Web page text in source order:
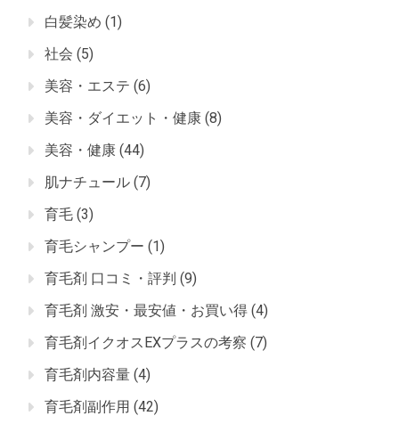
白髪染め (1)
社会 (5)
美容・エステ (6)
美容・ダイエット・健康 (8)
美容・健康 (44)
肌ナチュール (7)
育毛 (3)
育毛シャンプー (1)
育毛剤 口コミ・評判 (9)
育毛剤 激安・最安値・お買い得 (4)
育毛剤イクオスEXプラスの考察 (7)
育毛剤内容量 (4)
育毛剤副作用 (42)